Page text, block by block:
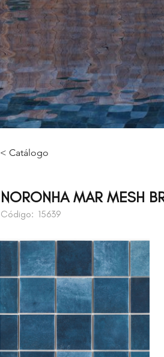
< Catálogo
NORONHA MAR MESH
15639
Código: